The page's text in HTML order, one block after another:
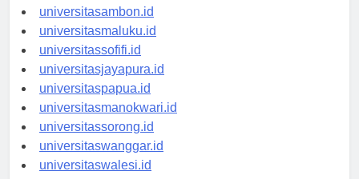
universitasmamuju.id
universitasambon.id
universitasmaluku.id
universitassofifi.id
universitasjayapura.id
universitaspapua.id
universitasmanokwari.id
universitassorong.id
universitaswanggar.id